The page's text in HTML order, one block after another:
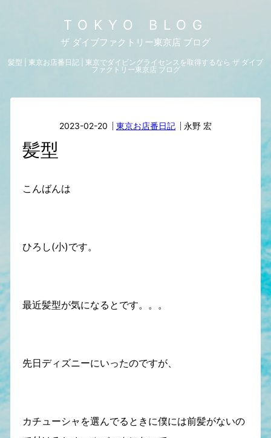
TOKYO BLOG
ザ ダイブファクトリー東京店 ブログ
髪型 | 東京お店番日記 | 東京でダイビングライセンスを取得するなら ザ ダイブ
ファクトリー東京店 ブログ
2023-02-20 東京お店番日記 永野 宏
髪型
こんばんは
ひろし(小)です。
最近髪型が気になるとです。。。
先日ディズニーにいったのですが、
カチューシャを選んでるときに僕には前髪がないの